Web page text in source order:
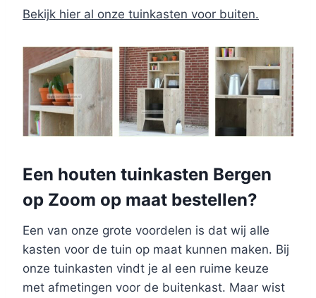
Bekijk hier al onze tuinkasten voor buiten.
Een houten tuinkasten Bergen
op Zoom op maat bestellen?
Een van onze grote voordelen is dat wij alle
kasten voor de tuin op maat kunnen maken. Bij
onze tuinkasten vindt je al een ruime keuze
met afmetingen voor de buitenkast. Maar wist